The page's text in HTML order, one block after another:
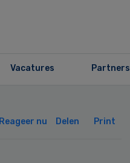
Vacatures Partners
Reageer nu Delen Print